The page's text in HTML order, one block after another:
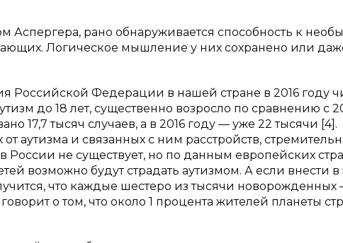
рано обнаруживается способность к
Логическое мышление у них сохранено или
Российской Федерации в нашей стране в 2016 году
до 18 лет, существенно возросло по сравнению с
17,7 тысяч случаев, а в 2016 году — уже 22 тысячи [4].
аутизма и связанных с ним расстройств,
России не существует, но по данным европейских
возможно будут страдать аутизмом. А если внести в
что каждые шестеро из тысячи новорожденных
о том, что около 1 процента жителей планеты